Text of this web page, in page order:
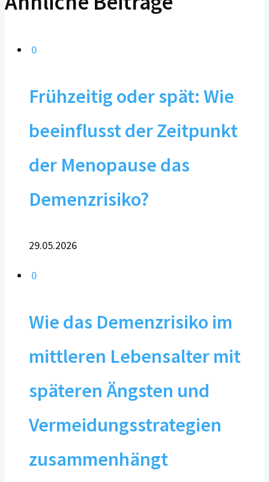
0
Frühzeitig oder spät: Wie
beeinflusst der Zeitpunkt
der Menopause das
Demenzrisiko?
29.05.2026
0
Wie das Demenzrisiko im
mittleren Lebensalter mit
späteren Ängsten und
Vermeidungsstrategien
zusammenhängt